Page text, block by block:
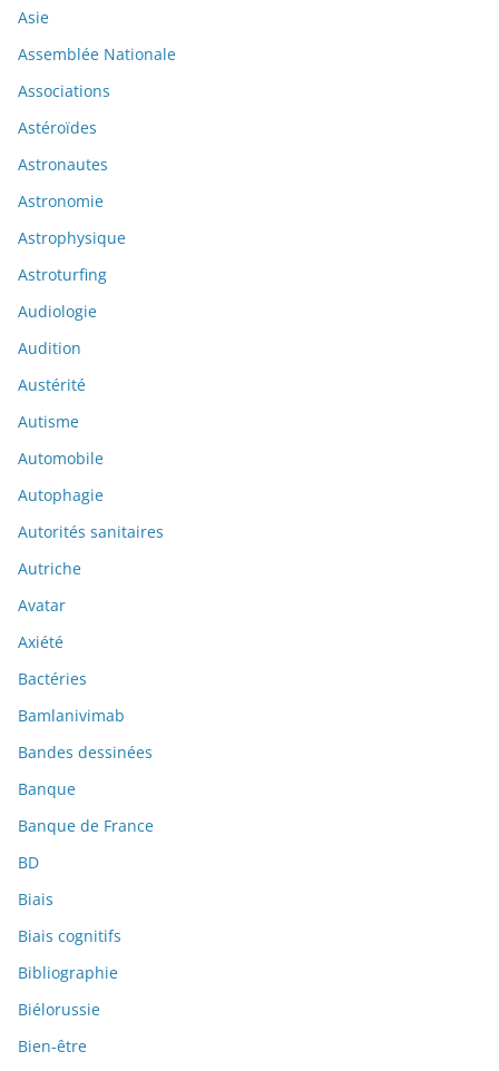
Asie
Assemblée Nationale
Associations
Astéroïdes
Astronautes
Astronomie
Astrophysique
Astroturfing
Audiologie
Audition
Austérité
Autisme
Automobile
Autophagie
Autorités sanitaires
Autriche
Avatar
Axiété
Bactéries
Bamlanivimab
Bandes dessinées
Banque
Banque de France
BD
Biais
Biais cognitifs
Bibliographie
Biélorussie
Bien-être